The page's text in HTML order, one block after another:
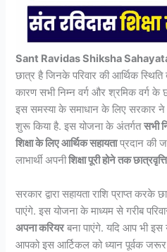
Sant Ravidas Shiksha
छात्र है जिनके परिवार की आर्थिक
कारण सभी निम्न वर्ग और श्रमिक वर्ग के
इस समस्या के समाधान के लिए सरकार
शुरू किया है. इस योजना के अंतर्गतसभी
शिक्षा के लिए आर्थिक सहायताप्रदान की
लाभार्थी अपनीशिक्षा पूरी होने तक
सरकार द्वारा सहायता राशि प्राप्त करके
पाएंगे. इस योजना के माध्यम से गरीब
अपना करियरबना पाएंगे. यदि आप भी इस
आपको इस आर्टिकल को ध्यान पूर्वक